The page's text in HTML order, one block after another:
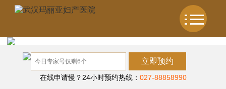
立即预约
在线申请慢？24小时预约热线： 027-88858990